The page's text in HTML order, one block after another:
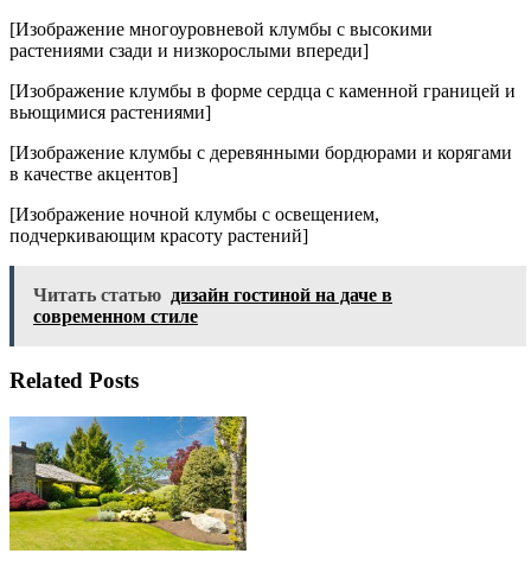
[Изображение многоуровневой клумбы с высокими
растениями сзади и низкорослыми впереди]
[Изображение клумбы в форме сердца с каменной границей и
вьющимися растениями]
[Изображение клумбы с деревянными бордюрами и корягами
в качестве акцентов]
[Изображение ночной клумбы с освещением,
подчеркивающим красоту растений]
Читать статью дизайн гостиной на даче в
современном стиле
Related Posts